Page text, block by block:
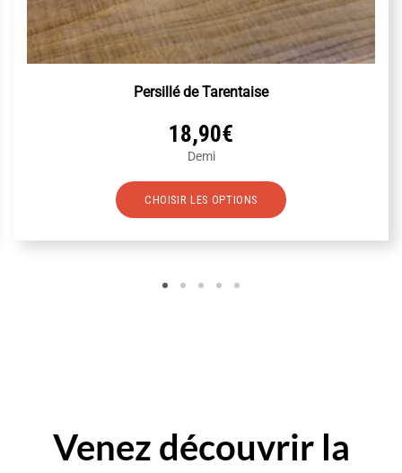
Persillé de Tarentaise
18,90€
Demi
CHOISIR LES OPTIONS
Ce
page
Venez découvrirla